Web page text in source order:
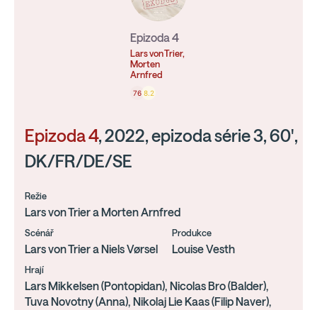
Epizoda 4
Lars von Trier,
Morten
Arnfred
76 8.2
Epizoda 4, 2022, epizoda série 3, 60',
DK/FR/DE/SE
Režie
Lars von Trier a Morten Arnfred
Scénář
Lars von Trier a Niels Vørsel
Produkce
Louise Vesth
Hrají
Lars Mikkelsen (Pontopidan), Nicolas Bro (Balder),
Tuva Novotny (Anna), Nikolaj Lie Kaas (Filip Naver),